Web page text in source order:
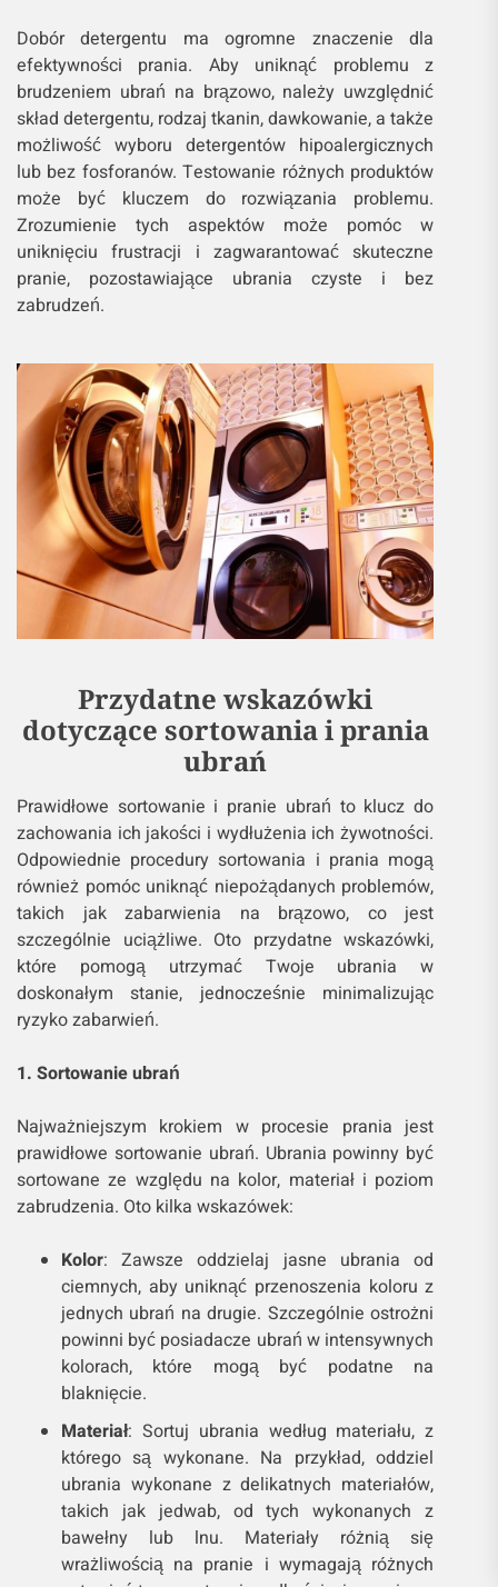
Dobór detergentu ma ogromne znaczenie dla
efektywności prania. Aby uniknąć problemu z
brudzeniem ubrań na brązowo, należy uwzględnić
skład detergentu, rodzaj tkanin, dawkowanie, a także
możliwość wyboru detergentów hipoalergicznych
lub bez fosforanów. Testowanie różnych produktów
może być kluczem do rozwiązania problemu.
Zrozumienie tych aspektów może pomóc w
uniknięciu frustracji i zagwarantować skuteczne
pranie, pozostawiające ubrania czyste i bez
zabrudzeń.
Przydatne wskazówki
dotyczące sortowania i prania
ubrań
Prawidłowe sortowanie i pranie ubrań to klucz do
zachowania ich jakości i wydłużenia ich żywotności.
Odpowiednie procedury sortowania i prania mogą
również pomóc uniknąć niepożądanych problemów,
takich jak zabarwienia na brązowo, co jest
szczególnie uciążliwe. Oto przydatne wskazówki,
które pomogą utrzymać Twoje ubrania w
doskonałym stanie, jednocześnie minimalizując
ryzyko zabarwień.
1. Sortowanie ubrań
Najważniejszym krokiem w procesie prania jest
prawidłowe sortowanie ubrań. Ubrania powinny być
sortowane ze względu na kolor, materiał i poziom
zabrudzenia. Oto kilka wskazówek:
Kolor: Zawsze oddzielaj jasne ubrania od
ciemnych, aby uniknąć przenoszenia koloru z
jednych ubrań na drugie. Szczególnie ostrożni
powinni być posiadacze ubrań w intensywnych
kolorach, które mogą być podatne na
blaknięcie.
Materiał: Sortuj ubrania według materiału, z
którego są wykonane. Na przykład, oddziel
ubrania wykonane z delikatnych materiałów,
takich jak jedwab, od tych wykonanych z
bawełny lub lnu. Materiały różnią się
wrażliwością na pranie i wymagają różnych